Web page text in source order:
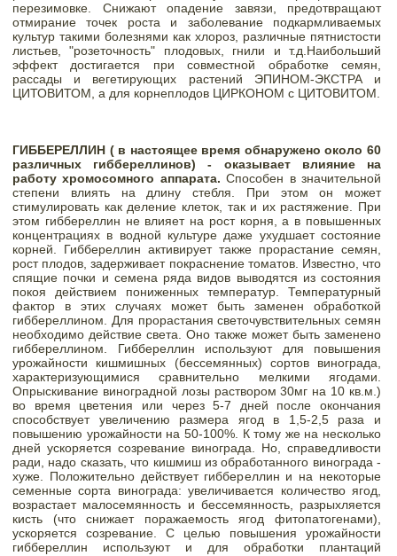
перезимовке. Снижают опадение завязи, предотвращают
отмирание точек роста и заболевание подкармливаемых
культур такими болезнями как хлороз, различные пятнистости
листьев, "розеточность" плодовых, гнили и т.д.Наибольший
эффект достигается при совместной обработке семян,
рассады и вегетирующих растений ЭПИНОМ-ЭКСТРА и
ЦИТОВИТОМ, а для корнеплодов ЦИРКОНОМ с ЦИТОВИТОМ.
ГИББЕРЕЛЛИН ( в настоящее время обнаружено около 60
различных гиббереллинов) - оказывает влияние на
работу хромосомного аппарата. Способен в значительной
степени влиять на длину стебля. При этом он может
стимулировать как деление клеток, так и их растяжение. При
этом гиббереллин не влияет на рост корня, а в повышенных
концентрациях в водной культуре даже ухудшает состояние
корней. Гиббереллин активирует также прорастание семян,
рост плодов, задерживает покраснение томатов. Известно, что
спящие почки и семена ряда видов выводятся из состояния
покоя действием пониженных температур. Температурный
фактор в этих случаях может быть заменен обработкой
гиббереллином. Для прорастания светочувствительных семян
необходимо действие света. Оно также может быть заменено
гиббереллином. Гиббереллин используют для повышения
урожайности кишмишных (бессемянных) сортов винограда,
характеризующимися сравнительно мелкими ягодами.
Опрыскивание виноградной лозы раствором 30мг на 10 кв.м.)
во время цветения или через 5-7 дней после окончания
способствует увеличению размера ягод в 1,5-2,5 раза и
повышению урожайности на 50-100%. К тому же на несколько
дней ускоряется созревание винограда. Но, справедливости
ради, надо сказать, что кишмиш из обработанного винограда -
хуже. Положительно действует гиббереллин и на некоторые
семенные сорта винограда: увеличивается количество ягод,
возрастает малосемянность и бессемянность, разрыхляется
кисть (что снижает поражаемость ягод фитопатогенами),
ускоряется созревание. С целью повышения урожайности
гиббереллин используют и для обработки плантаций